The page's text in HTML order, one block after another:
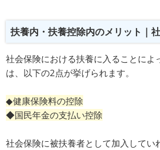
扶養内・扶養控除内のメリット｜
社会保険における扶養に入ることによ
は、以下の2点が挙げられます。
◆健康保険料の控除
◆国民年金の支払い控除
社会保険に被扶養者として加入してい